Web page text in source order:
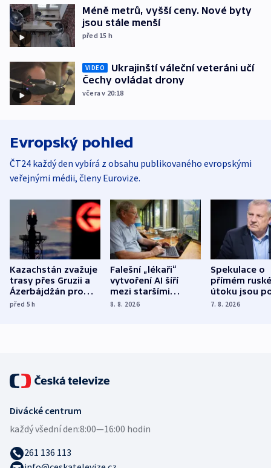
Méně metrů, vyšší ceny. Nové byty
jsou stále menší
před 15 h
VIDEO
Ukrajinští váleční veteráni učí
Čechy ovládat drony
včera v 20:18
Evropský pohled
ČT24 každý den vybírá z obsahu publikovaného evropskými
veřejnými médii, členy Eurovize.
Kazachstán zvažuje
trasy přes Gruzii a
Ázerbájdžán pro
vývoz ropy do
před 5h
Falešní „lékaři“
vytvoření AI šíří
mezi staršími
Poláky nebezpečné
8. 8. 2026
Spekulace o
přímém
útoku jsou
míní
7. 8. 2026
Divácké centrum
každý všední den:8:00—16:00 hodin
261 136 113